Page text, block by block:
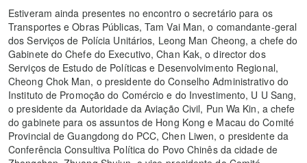
Estiveram ainda presentes no encontro o secretário para os
Transportes e Obras Públicas, Tam Vai Man, o comandante-geral
dos Serviços de Polícia Unitários, Leong Man Cheong, a chefe do
Gabinete do Chefe do Executivo, Chan Kak, o director dos
Serviços de Estudo de Políticas e Desenvolvimento Regional,
Cheong Chok Man, o presidente do Conselho Administrativo do
Instituto de Promoção do Comércio e do Investimento, U U Sang,
o presidente da Autoridade da Aviação Civil, Pun Wa Kin, a chefe
do gabinete para os assuntos de Hong Kong e Macau do Comité
Provincial de Guangdong do PCC, Chen Liwen, o presidente da
Conferência Consultiva Política do Povo Chinês da cidade de